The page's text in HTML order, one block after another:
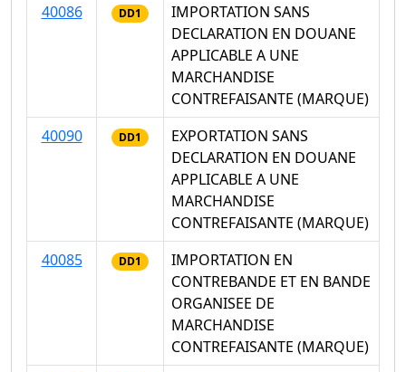
40086
DD1
IMPORTATION SANS
DECLARATION EN DOUANE
APPLICABLE A UNE
MARCHANDISE
CONTREFAISANTE (MARQUE)
40090
DD1
EXPORTATION SANS
DECLARATION EN DOUANE
APPLICABLE A UNE
MARCHANDISE
CONTREFAISANTE (MARQUE)
40085
DD1
IMPORTATION EN
CONTREBANDE ET EN BANDE
ORGANISEE DE
MARCHANDISE
CONTREFAISANTE (MARQUE)